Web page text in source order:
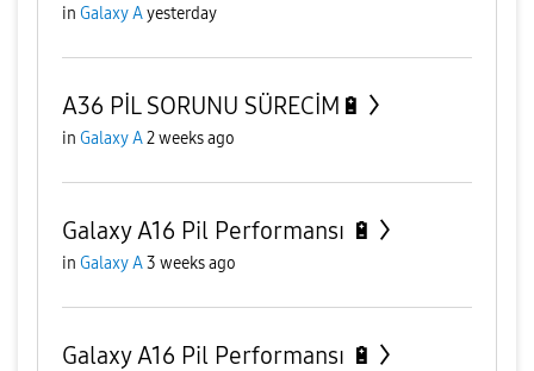
in Galaxy Ayesterday
A36 PİL SORUNU SÜRECİM🔋
in Galaxy A2 weeks ago
Galaxy A16 Pil Performansı 🔋
in Galaxy A3 weeks ago
Galaxy A16 Pil Performansı 🔋